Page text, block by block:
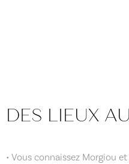
DES LIEUX
• Vous connaissez Morgiou